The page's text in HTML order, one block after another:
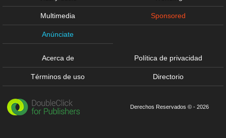
Multimedia Sponsored
Anúnciate
Acerca de Política de privacidad
Términos de uso Directorio
Derechos Reservados © - 2026